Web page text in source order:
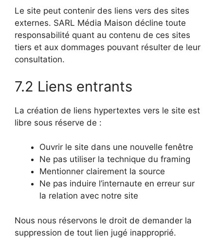
Le site peut contenir des liens vers des sites
externes. SARL Média Maison décline toute
responsabilité quant au contenu de ces sites
tiers et aux dommages pouvant résulter de leur
consultation.
7.2 Liens entrants
La création de liens hypertextes vers le site est
libre sous réserve de :
Ouvrir le site dans une nouvelle fenêtre
Ne pas utiliser la technique du framing
Mentionner clairement la source
Ne pas induire l’internaute en erreur sur
la relation avec notre site
Nous nous réservons le droit de demander la
suppression de tout lien jugé inapproprié.